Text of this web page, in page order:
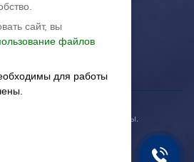
Все права защищены.
сайт, вы
файлов
для работы